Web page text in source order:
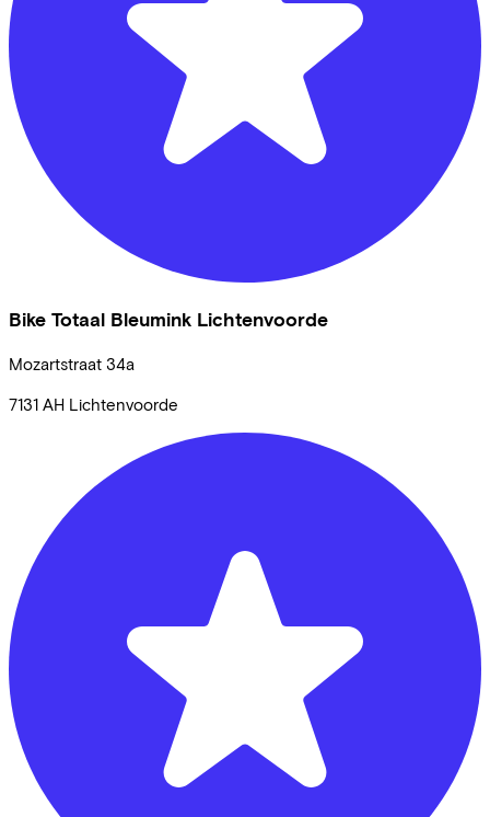
Bike Totaal Bleumink Lichtenvoorde
Mozartstraat 34a
7131 AH Lichtenvoorde